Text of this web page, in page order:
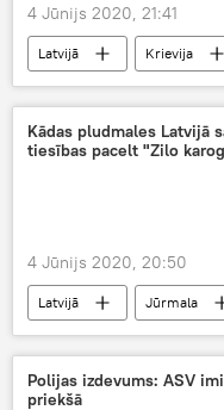
4 Jūnijs 2020, 21:41
Latvijā Krievija
Kravu pārvadājumi
Kādas pludmales Latvijā
tiesības pacelt "Zilo
4 Jūnijs 2020, 20:50
Latvijā Jūrmala
Polijas izdevums: ASV
priekšā